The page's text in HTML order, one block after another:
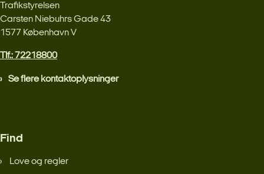
Trafikstyrelsen
Carsten Niebuhrs Gade 43
1577 København V
Tlf.: 72218800
Se flere kontaktoplysninger
Find
Love og regler